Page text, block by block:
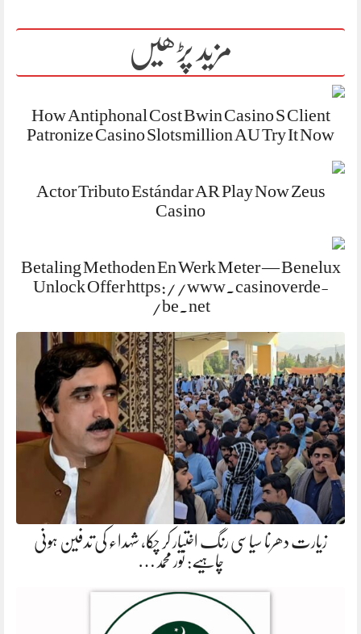
مزید پڑھیں
How Antiphonal Cost Bwin Casino S Client
Patronize Casino Slotsmillion AU Try It Now
Actor Tributo Estándar AR Play Now Zeus
Casino
Betaling Methoden En Werk Meter — Benelux
Unlock Offer https://www.casinoverde-
be.net/
زیارت دھرنا سیاسی رنگ اختیار کر چکا، شہداء کی تدفین ہونی
چاہیے: نور محمد…